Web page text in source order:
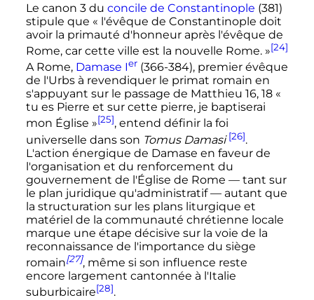
Le canon 3 du concile de Constantinople (381)
stipule que « l'évêque de Constantinople doit
avoir la primauté d'honneur après l'évêque de
Rome, car cette ville est la nouvelle Rome. »[24]
A Rome, Damase Ier (366-384), premier évêque
de l'Urbs à revendiquer le primat romain en
s'appuyant sur le passage de Matthieu 16, 18 «
tu es Pierre et sur cette pierre, je baptiserai
mon Église »[25], entend définir la foi
universelle dans son Tomus Damasi [26].
L'action énergique de Damase en faveur de
l'organisation et du renforcement du
gouvernement de l'Église de Rome — tant sur
le plan juridique qu'administratif — autant que
la structuration sur les plans liturgique et
matériel de la communauté chrétienne locale
marque une étape décisive sur la voie de la
reconnaissance de l'importance du siège
romain[27], même si son influence reste
encore largement cantonnée à l'Italie
suburbicaire[28].